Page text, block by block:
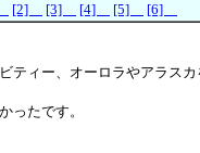
[2] [3] [4] [5] [6]
ティー、オーロラやアラスカ
ったです。